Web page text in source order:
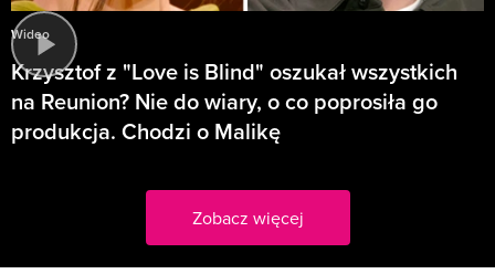
Wideo
Krzysztof z "Love is Blind" oszukał wszystkich
na Reunion? Nie do wiary, o co poprosiła go
produkcja. Chodzi o Malikę
Zobacz więcej